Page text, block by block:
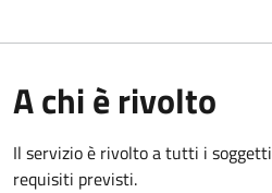
A chi è rivolto
Il servizio è rivolto a tutti i
requisiti previsti.